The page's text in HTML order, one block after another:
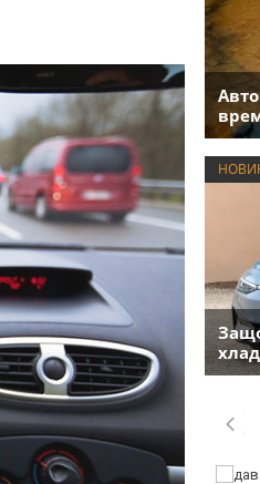
Двоен ръст на чревните